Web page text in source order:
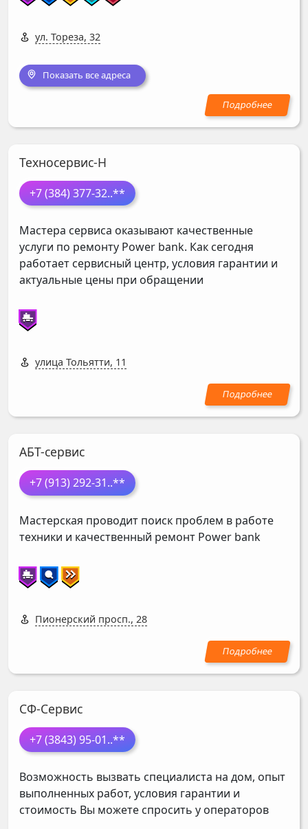
ул. Тореза, 32
Показать все адреса
Техносервис-Н
+7 (384) 377-32..**
Мастера сервиса оказывают качественные
услуги по ремонту Power bank. Как сегодня
работает сервисный центр, условия гарантии и
актуальные цены при обращении
улица Тольятти, 11
АБТ-сервис
+7 (913) 292-31..**
Мастерская проводит поиск проблем в работе
техники и качественный ремонт Power bank
Пионерский просп., 28
СФ-Сервис
+7 (3843) 95-01..**
Возможность вызвать специалиста на дом, опыт
выполненных работ, условия гарантии и
стоимость Вы можете спросить у операторов